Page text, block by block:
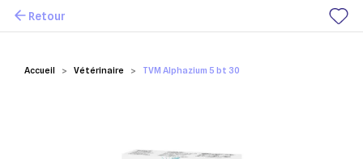
Mes favoris
Accueil Vétérinaire TVM Alphazium 5 bt 30
Retour